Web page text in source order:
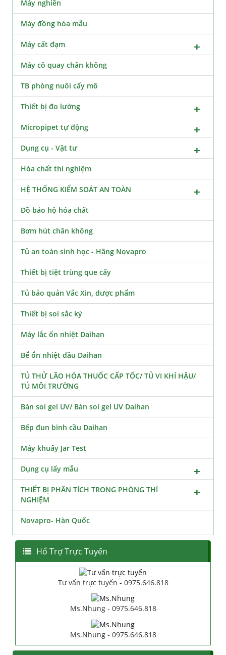
Máy nghiền
Máy đồng hóa mẫu
Máy cất đạm
Máy cô quay chân không
TB phòng nuôi cấy mô
Thiết bị đo lường
Micropipet tự động
Dụng cụ - Vật tư
Hóa chất thí nghiệm
HỆ THỐNG KIỂM SOÁT AN TOÀN
Đồ bảo hộ hóa chất
Bơm hút chân không
Tủ an toàn sinh học - Hãng Novapro
Thiết bị tiệt trùng que cấy
Tủ bảo quản Vắc Xin, dược phẩm
Thiết bị soi sắc ký
Máy lắc ổn nhiệt Daihan
Bể ổn nhiệt dầu Daihan
TỦ THỬ LÃO HÓA THUỐC CẤP TỐC/ TỦ VI KHÍ HẬU/
TỦ MÔI TRƯỜNG
Bàn soi gel UV/ Bàn soi gel UV Daihan
Bếp đun bình cầu Daihan
Máy khuấy Jar Test
Dụng cụ lấy mẫu
THIẾT BỊ PHÂN TÍCH TRONG PHÒNG THÍ
NGHIỆM
Novapro- Hàn Quốc
Hổ Trợ Trực Tuyến
Tư vấn trực tuyến - 0975.646.818
Ms.Nhung - 0975.646.818
Ms.Nhung - 0975.646.818